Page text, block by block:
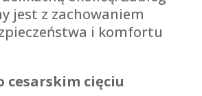
jest z zachowaniem
i komfortu
cesarskim cięciu